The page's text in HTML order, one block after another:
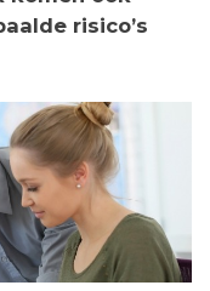
risico’s